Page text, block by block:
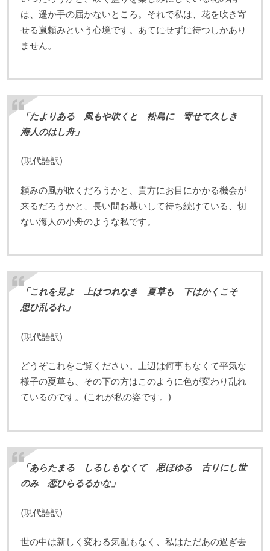
は、遥か手の届かないところ。それで私は、花を吹き寄
せる嵐頼みという心境です。あてにせずに待つしかあり
ません。
「たよりある 風もや吹くと 松島に 寄せて久しき
海人のはし舟」
(現代語訳)
頼みの風が吹くだろうかと、貴方にお目にかかる機会が
来るだろうかと、長い間お慕いして待ち続けている、切
ない海人の小舟のような私です。
「これを見よ 上はつれなき 夏草も 下はかくこそ
思ひ乱るれ」
(現代語訳)
どうぞこれをご覧ください。上辺は何事もなくて平気な
様子の夏草も、その下の方はこのように色が変わり乱れ
ているのです。(これが私の姿です。)
「あらたまる しるしもなくて 思ほゆる 古りにし世
のみ 恋ひらるるかな」
(現代語訳)
世の中は新しく変わる気配もなく、私はただあの過ぎ去